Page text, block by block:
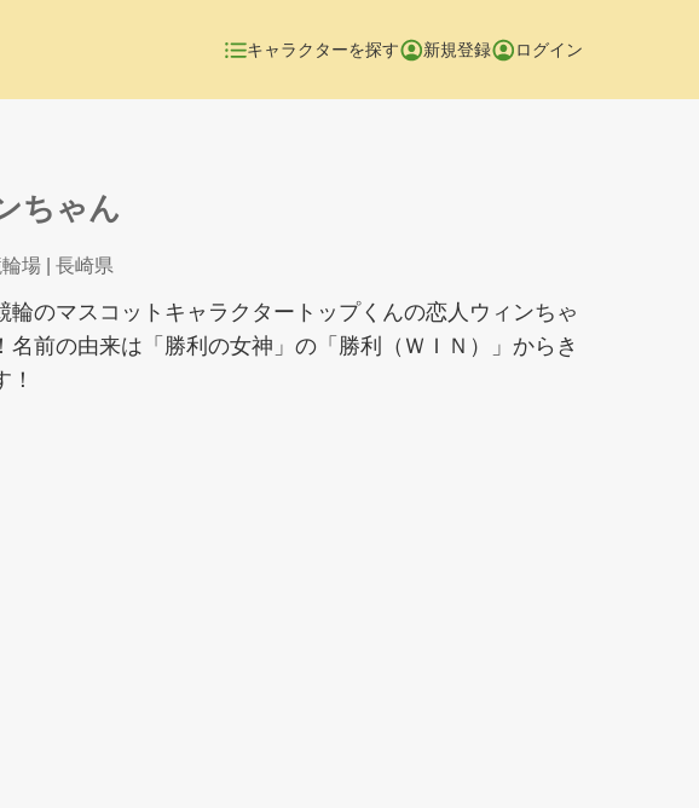
キャラクターを探す 新規登録 ログイン
ちゃん
場 | 長崎県
輪のマスコットキャラクタートップくんの恋人ウィンちゃ
名前の由来は「勝利の女神」の「勝利（ＷＩＮ）」からき
！